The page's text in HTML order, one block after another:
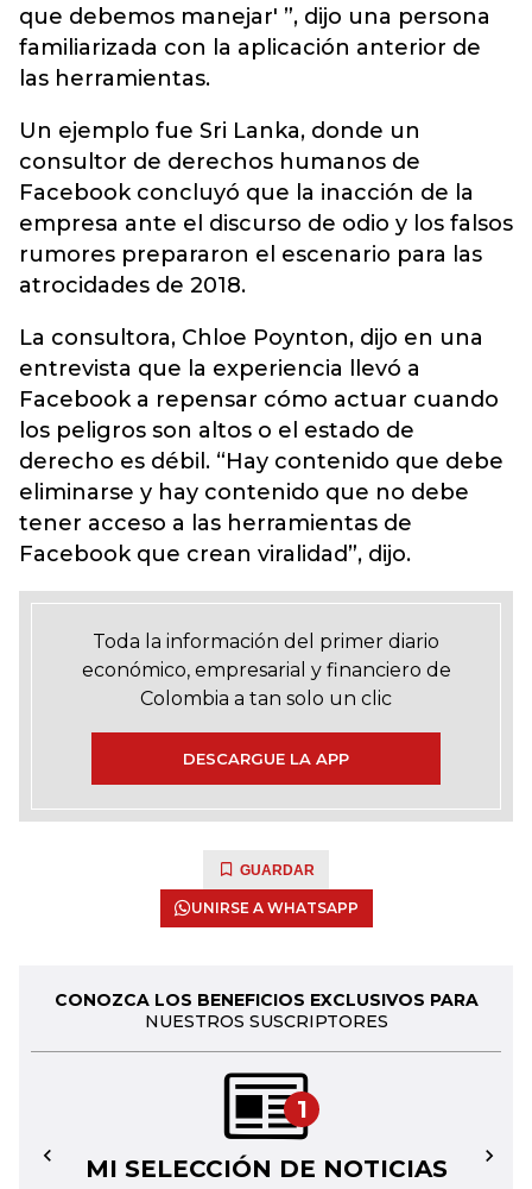
que debemos manejar' ”, dijo una persona
familiarizada con la aplicación anterior de
las herramientas.
Un ejemplo fue Sri Lanka, donde un
consultor de derechos humanos de
Facebook concluyó que la inacción de la
empresa ante el discurso de odio y los falsos
rumores prepararon el escenario para las
atrocidades de 2018.
La consultora, Chloe Poynton, dijo en una
entrevista que la experiencia llevó a
Facebook a repensar cómo actuar cuando
los peligros son altos o el estado de
derecho es débil. “Hay contenido que debe
eliminarse y hay contenido que no debe
tener acceso a las herramientas de
Facebook que crean viralidad”, dijo.
Toda la información del primer diario
económico, empresarial y financiero de
Colombia a tan solo un clic
DESCARGUE LA APP
GUARDAR
UNIRSE A WHATSAPP
CONOZCA LOS BENEFICIOS EXCLUSIVOS PARA
NUESTROS SUSCRIPTORES
1
MI SELECCIÓN DE NOTICIAS
← →